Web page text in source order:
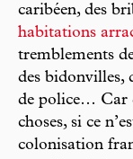
caribéen, des
habitations
tremblements
des bidonvilles,
de police… Car
choses, si ce
colonisation